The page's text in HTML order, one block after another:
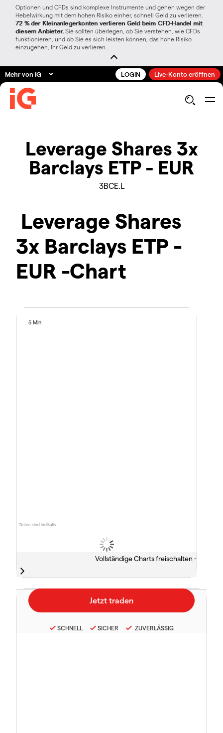
Optionen und CFDs sind komplexe Instrumente und gehen wegen der
Hebelwirkung mit dem hohen Risiko einher, schnell Geld zu verlieren.
72 % der Kleinanlegerkonten verlieren Geld beim CFD-Handel mit
diesem Anbieter. Sie sollten überlegen, ob Sie verstehen, wie CFDs
funktionieren, und ob Sie es sich leisten können, das hohe Risiko
einzugehen, Ihr Geld zu verlieren.
Mehr von IG LOGIN Live-Konto eröffnen
Leverage Shares 3x
Barclays ETP - EUR
3BCE.L
Leverage Shares
3x Barclays ETP -
EUR -Chart
Daten sind indikativ
5 Min
Vollständige Charts freischalten -
SCHNELL SICHER ZUVERLÄSSIG